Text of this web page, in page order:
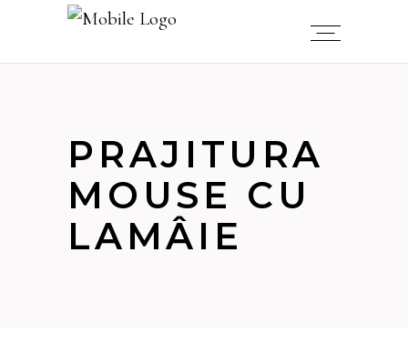
PRAJITURA
MOUSE CU
LAMÂIE